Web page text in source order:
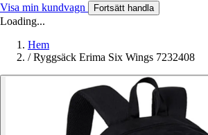
Visa min kundvagn Fortsätt handla
Loading...
Hem
/ Ryggsäck Erima Six Wings 7232408